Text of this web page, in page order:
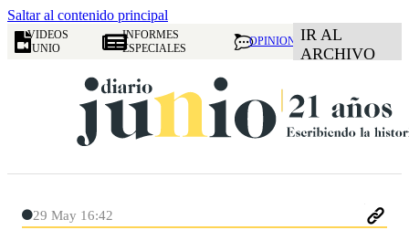
Saltar al contenido principal
VIDEOS
JUNIO
INFORMES
ESPECIALES
OPINION IR AL
ARCHIVO
29 May 16:42